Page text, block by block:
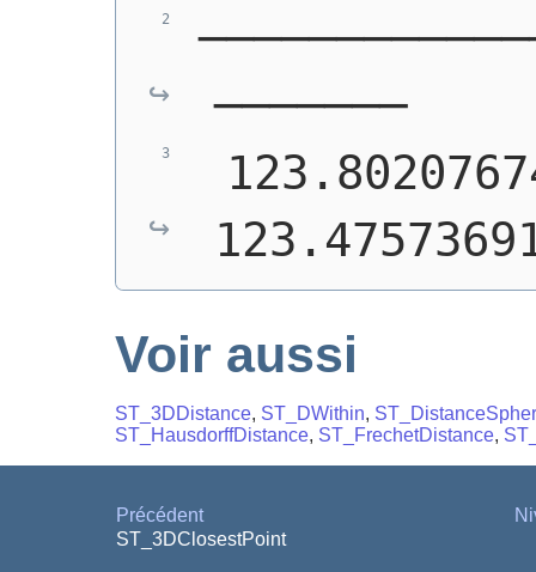
───────
Voir aussi
ST_3DDistance, ST_DWithin,
ST_HausdorffDistance, ST_FrechetDistance,
Précédent
ST_3DClosestPoint